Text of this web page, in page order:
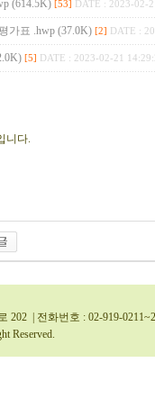
(614.5K) [53] DATE : 2023-02-
가표 .hwp (37.0K) [2] DATE :
[5] DATE : 2023-02-21
니다.
202 | 전화번호 : 02-919-
Reserved.